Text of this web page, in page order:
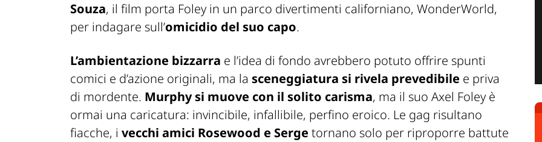
Souza, il film porta Foley in un parco divertimenti californiano, WonderWorld,
per indagare sull’omicidio del suo capo.
L’ambientazione bizzarra e l’idea di fondo avrebbero potuto offrire spunti
comici e d’azione originali, ma la sceneggiatura si rivela prevedibile e priva
di mordente. Murphy si muove con il solito carisma, ma il suo Axel Foley è
ormai una caricatura: invincibile, infallibile, perfino eroico. Le gag risultano
fiacche, i vecchi amici Rosewood e Serge tornano solo per riproporre battute